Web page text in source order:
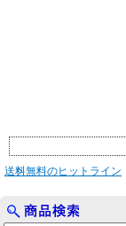
送料無料のヒットライン